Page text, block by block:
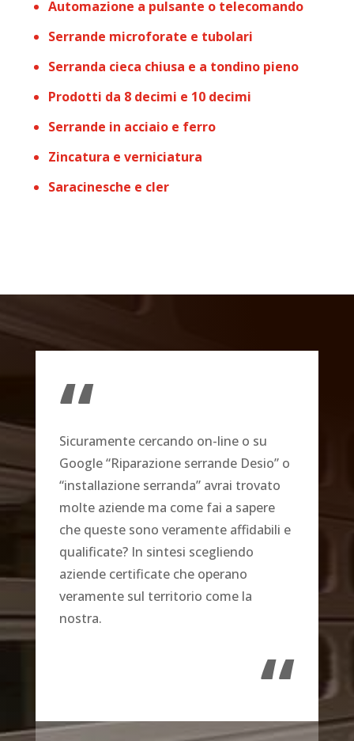
Automazione a pulsante o telecomando
Serrande microforate e tubolari
Serranda cieca chiusa e a tondino pieno
Prodotti da 8 decimi e 10 decimi
Serrande in acciaio e ferro
Zincatura e verniciatura
Saracinesche e cler
“
Sicuramente cercando on-line o su
Google “Riparazione serrande Desio” o
“installazione serranda” avrai trovato
molte aziende ma come fai a sapere
che queste sono veramente affidabili e
qualificate? In sintesi scegliendo
aziende certificate che operano
veramente sul territorio come la
nostra.
“